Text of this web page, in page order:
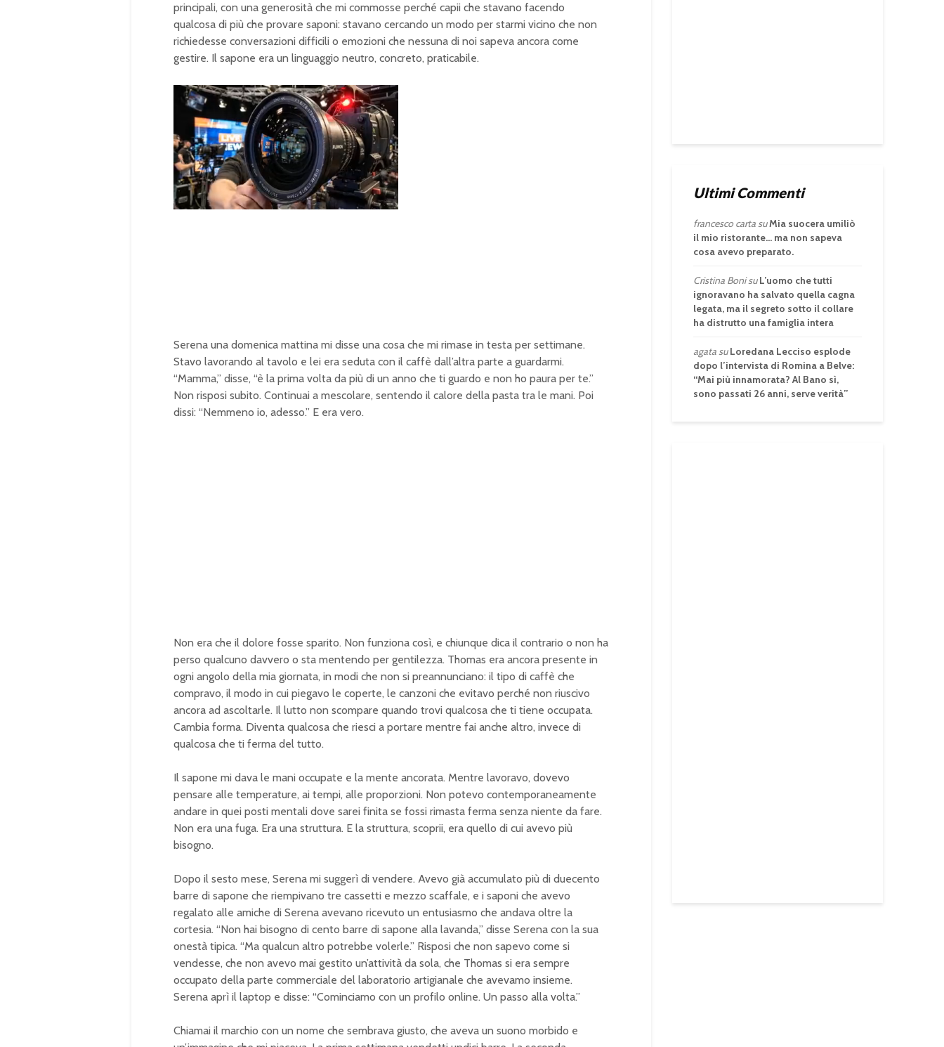
principali, con una generosità che mi commosse perché capii che stavano facendo
qualcosa di più che provare saponi: stavano cercando un modo per starmi vicino che non
richiedesse conversazioni difficili o emozioni che nessuna di noi sapeva ancora come
gestire. Il sapone era un linguaggio neutro, concreto, praticabile.
n
m
L
o
Serena una domenica mattina mi disse una cosa che mi rimase in testa per settimane.
Stavo lavorando al tavolo e lei era seduta con il caffè dall’altra parte a guardarmi.
“Mamma,” disse, “è la prima volta da più di un anno che ti guardo e non ho paura per te.”
Non risposi subito. Continuai a mescolare, sentendo il calore della pasta tra le mani. Poi
dissi: “Nemmeno io, adesso.” E era vero.
Non era che il dolore fosse sparito. Non funziona così, e chiunque dica il contrario o non ha
perso qualcuno davvero o sta mentendo per gentilezza. Thomas era ancora presente in
ogni angolo della mia giornata, in modi che non si preannunciano: il tipo di caffè che
compravo, il modo in cui piegavo le coperte, le canzoni che evitavo perché non riuscivo
ancora ad ascoltarle. Il lutto non scompare quando trovi qualcosa che ti tiene occupata.
Cambia forma. Diventa qualcosa che riesci a portare mentre fai anche altro, invece di
qualcosa che ti ferma del tutto.
Il sapone mi dava le mani occupate e la mente ancorata. Mentre lavoravo, dovevo
pensare alle temperature, ai tempi, alle proporzioni. Non potevo contemporaneamente
andare in quei posti mentali dove sarei finita se fossi rimasta ferma senza niente da fare.
Non era una fuga. Era una struttura. E la struttura, scoprii, era quello di cui avevo più
bisogno.
Dopo il sesto mese, Serena mi suggerì di vendere. Avevo già accumulato più di duecento
barre di sapone che riempivano tre cassetti e mezzo scaffale, e i saponi che avevo
regalato alle amiche di Serena avevano ricevuto un entusiasmo che andava oltre la
cortesia. “Non hai bisogno di cento barre di sapone alla lavanda,” disse Serena con la sua
onestà tipica. “Ma qualcun altro potrebbe volerle.” Risposi che non sapevo come si
vendesse, che non avevo mai gestito un’attività da sola, che Thomas si era sempre
occupato della parte commerciale del laboratorio artigianale che avevamo insieme.
Serena aprì il laptop e disse: “Cominciamo con un profilo online. Un passo alla volta.”
Chiamai il marchio con un nome che sembrava giusto, che aveva un suono morbido e
Ultimi Commenti
francesco cartasuMia suocera umiliò
il mio ristorante… ma non sapeva
cosa avevo preparato.
Cristina BonisuL’uomo che tutti
ignoravano ha salvato quella cagna
legata, ma il segreto sotto il collare
ha distrutto una famiglia intera
agatasuLoredana Lecciso esplode
dopo l’intervista di Romina a Belve:
“Mai più innamorata? Al Bano sì,
sono passati 26 anni, serve verità”